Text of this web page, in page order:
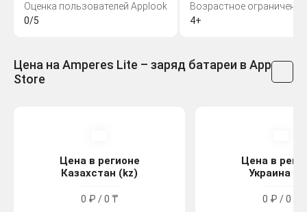
Оценка пользователей Applook
0/5
Возрастное ограничение
4+
Цена на Amperes Lite – заряд батареи в App
Store
Цена в регионе
Казахстан (kz)
0 ₽ / 0 ₸
Цена в
Украина
0 ₽ / 0 ₴